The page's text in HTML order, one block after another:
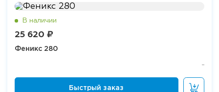
25 620 ₽
Феникс 280